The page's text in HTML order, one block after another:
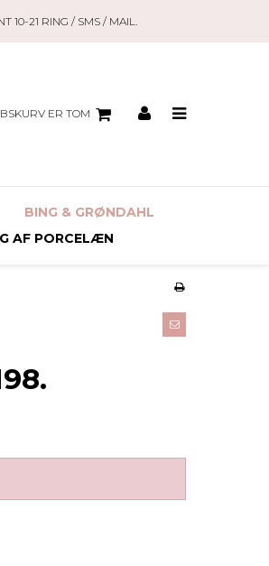
10-21 RING / SMS / MAIL.
ER TOM
BING & GRØNDAHL
AF PORCELÆN